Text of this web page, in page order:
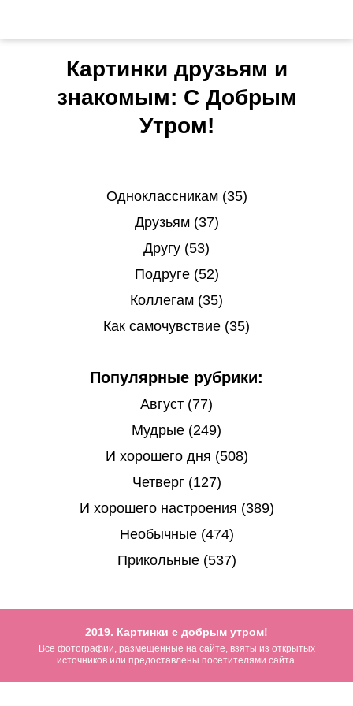
Картинки друзьям и
знакомым: С Добрым
Утром!
Одноклассникам (35)
Друзьям (37)
Другу (53)
Подруге (52)
Коллегам (35)
Как самочувствие (35)
Популярные рубрики:
Август (77)
Мудрые (249)
И хорошего дня (508)
Четверг (127)
И хорошего настроения (389)
Необычные (474)
Прикольные (537)
2019. Картинки с добрым утром!
Все фотографии, размещенные на сайте, взяты из открытых
источников или предоставлены посетителями сайта.